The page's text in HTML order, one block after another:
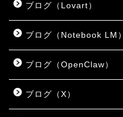
ブログ（Lovart）
ブログ（Notebook LM）
ブログ（OpenClaw）
ブログ（X）